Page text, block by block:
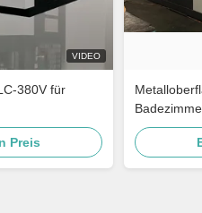
VIDEO
380V für
Preis
Edelstahl-